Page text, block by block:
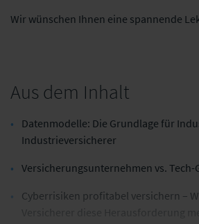
Wir wünschen Ihnen eine spannende
Aus dem Inhalt
Datenmodelle: Die Grundlage für
Industrieversicherer
Versicherungsunternehmen vs. Tech-
Cyberrisiken profitabel versichern –